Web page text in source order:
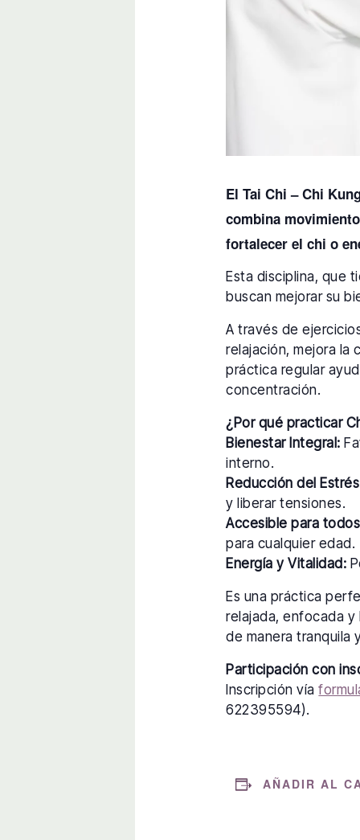
El Tai Chi – Chi
combina
fortalecer el chi o
Esta disciplina, que
buscan mejorar su
A través de
relajación, mejora la
práctica regular
concentración.
¿Por qué practicar
Bienestar Integral:
interno.
Reducción del
y liberar tensiones.
Accesible para
para cualquier edad.
Energía y Vitalidad:
Es una práctica
relajada, enfocada
de manera tranquila
Participación con
Inscripción vía
622395594).
AÑADIR AL